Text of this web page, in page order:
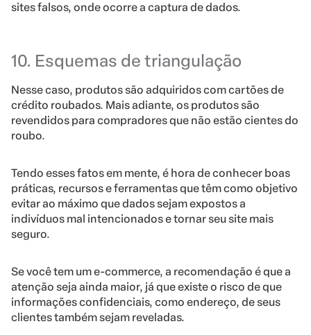
sites falsos, onde ocorre a captura de dados.
10. Esquemas de triangulação
Nesse caso, produtos são adquiridos com cartões de
crédito roubados. Mais adiante, os produtos são
revendidos para compradores que não estão cientes do
roubo.
Tendo esses fatos em mente, é hora de conhecer boas
práticas, recursos e ferramentasque têm como objetivo
evitar ao máximo que dados sejam expostos a
indivíduos mal intencionados e tornar seu site mais
seguro.
Se você tem um e-commerce, a recomendação é que a
atenção seja ainda maior, já que existe o risco de que
informações confidenciais, como endereço, de seus
clientes também sejam reveladas.